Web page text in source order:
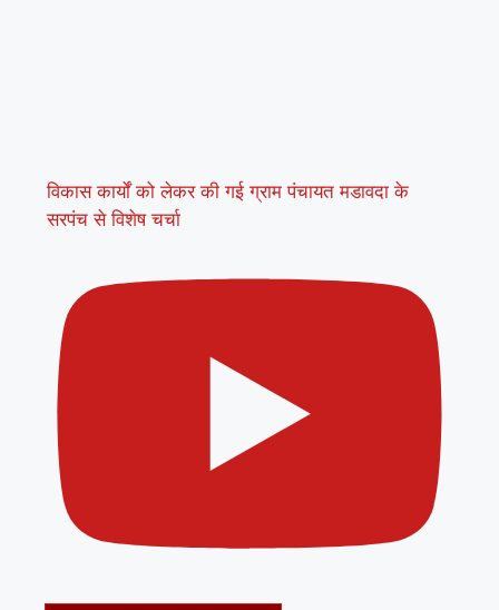
विकास कार्यों को लेकर की गई ग्राम पंचायत मडावदा के
सरपंच से विशेष चर्चा